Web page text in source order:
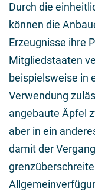
Durch die
können die
Erzeugnisse ihre
Mitgliedstaaten
beispielsweise in
Verwendung
angebaute Äpfel
aber in ein
damit der